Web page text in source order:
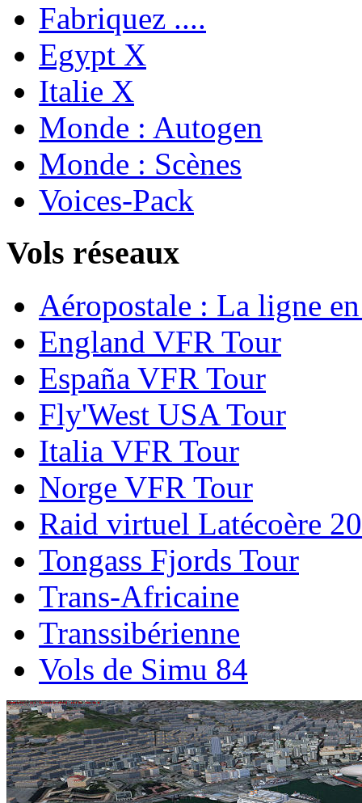
Fabriquez ....
Egypt X
Italie X
Monde : Autogen
Monde : Scènes
Voices-Pack
Vols réseaux
Aéropostale : La ligne
England VFR Tour
España VFR Tour
Fly'West USA Tour
Italia VFR Tour
Norge VFR Tour
Raid virtuel Latécoère
Tongass Fjords Tour
Trans-Africaine
Transsibérienne
Vols de Simu 84